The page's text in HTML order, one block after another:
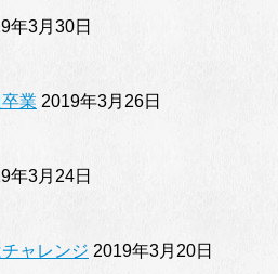
年3月30日
業 2019年3月26日
年3月24日
ャレンジ 2019年3月20日